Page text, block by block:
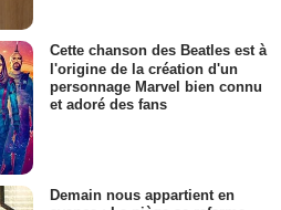
Cette chanson des Beatles est à
l'origine de la création d'un
personnage Marvel bien connu
et adoré des fans
Demain nous appartient en